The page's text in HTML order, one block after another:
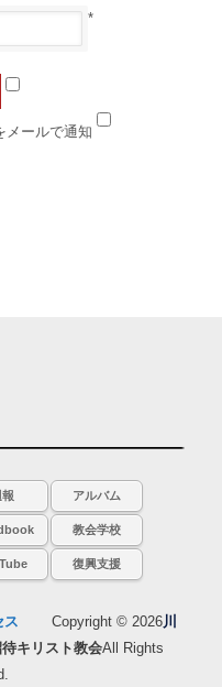
*
メールで通知
アルバム
教会学校
復興支援
ス Copyright © 2026川
キリスト教会All Rights